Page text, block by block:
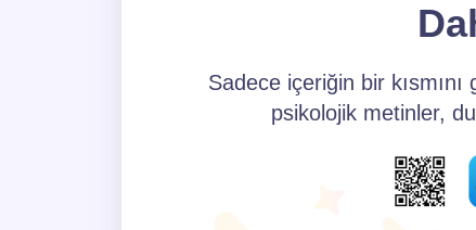
Sadece içeriğin bir
psikolojik metinler,